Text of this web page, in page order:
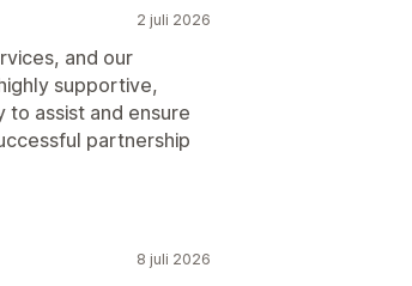
2 juli 2026
and our
supportive,
to assist and ensure
partnership
8 juli 2026